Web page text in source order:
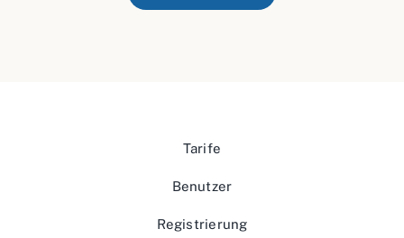
Tarife
Benutzer
Registrierung